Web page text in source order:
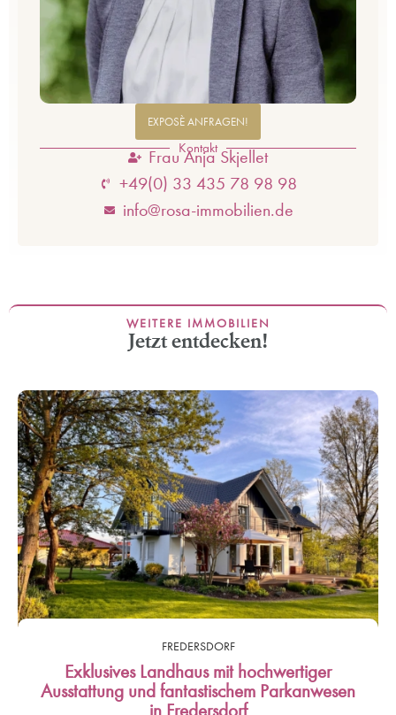
EXPOSÈ ANFRAGEN!
Kontakt
Frau Anja Skjellet
+49(0) 33 435 78 98 98
info@rosa-immobilien.de
WEITERE IMMOBILIEN
Jetzt entdecken!
FREDERSDORF
Exklusives Landhaus mit hochwertiger
Ausstattung und fantastischem Parkanwesen